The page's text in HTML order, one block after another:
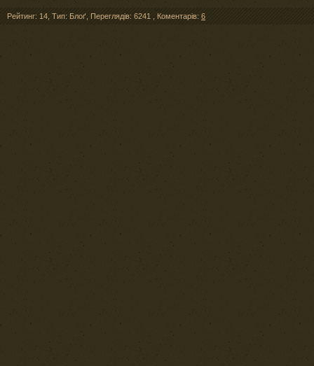
Рейтинг: 14 Тип: Блоґ Переглядів: 6241 Коментарів: 6